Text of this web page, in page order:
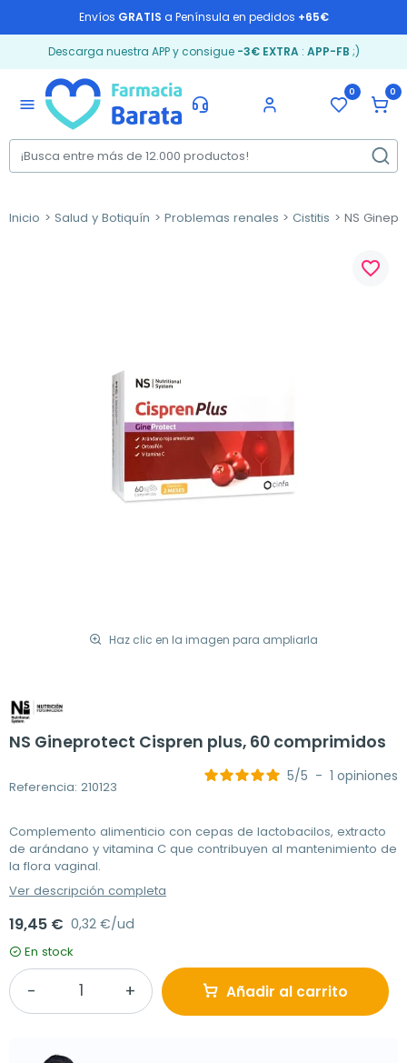
Envíos GRATIS a Península en pedidos +65€
Descarga nuestra APP y consigue -3€ EXTRA: APP-FB ;)
menu
0 0
Inicio Salud y Botiquín Problemas renales Cistitis NS
Haz clic en la imagen para ampliarla
favorite_border
NS Gineprotect Cispren plus, 60 comprimidos
Referencia: 210123
5/5 - 1 opiniones
Complemento alimenticio con cepas de lactobacilos, extracto
de arándano y vitamina C que contribuyen al mantenimiento de
la flora vaginal.
Ver descripción completa
19,45 € 0,32 €/ud
En stock
Añadir al carrito